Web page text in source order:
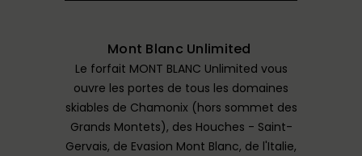
Mont Blanc Unlimited
Le forfait MONT BLANC Unlimited vous
ouvre les portes de tous les domaines
skiables de Chamonix (hors sommet des
Grands Montets), des Houches - Saint-
Gervais, de Evasion Mont Blanc, de l'Italie,